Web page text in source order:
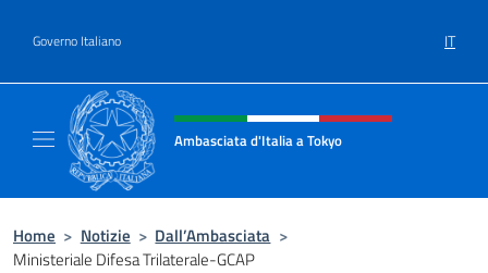
Governo Italiano IT
Intestazione sito, social e menù
Ambasciata d'Italia a Tokyo
Home > Notizie > Dall’Ambasciata >
Ministeriale Difesa Trilaterale-GCAP